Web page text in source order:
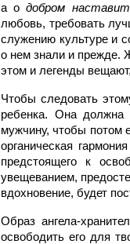
а одобром
любовь, требовать
служению культуре и
о нем знали и прежде.
этом и легенды
Чтобы следовать
ребенка. Она должна
мужчину, чтобы потом
органическая
предстоящего к
увещеванием,
вдохновение, будет
Образ ангела-
освободить его для